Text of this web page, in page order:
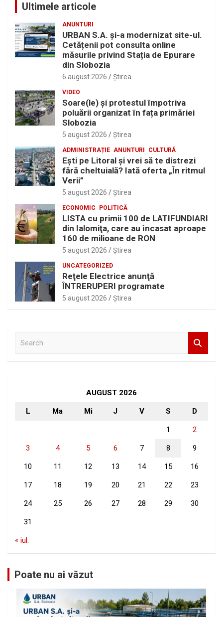
Ultimele articole
ANUNTURI
URBAN S.A. și-a modernizat site-ul.
Cetățenii pot consulta online
măsurile privind Stația de Epurare
din Slobozia
6 august 2026 Ştirea
VIDEO
Soare(le) și protestul împotriva
poluării organizat în fața primăriei
Slobozia
5 august 2026 Ştirea
ADMINISTRAȚIE ANUNTURI CULTURĂ
Eşti pe Litoral şi vrei să te distrezi
fără cheltuială? Iată oferta „În ritmul
Verii”
5 august 2026 Ştirea
ECONOMIC POLITICĂ
LISTA cu primii 100 de LATIFUNDIARI
din Ialomiţa, care au încasat aproape
160 de milioane de RON
5 august 2026 Ştirea
UNCATEGORIZED
Reţele Electrice anunţă
ÎNTRERUPERI programate
5 august 2026 Ştirea
AUGUST 2026
L Ma Mi J V S D
1 2
3 4 5 6 7 8 9
10 11 12 13 14 15 16
17 18 19 20 21 22 23
24 25 26 27 28 29 30
31
« iul.
Poate nu ai văzut